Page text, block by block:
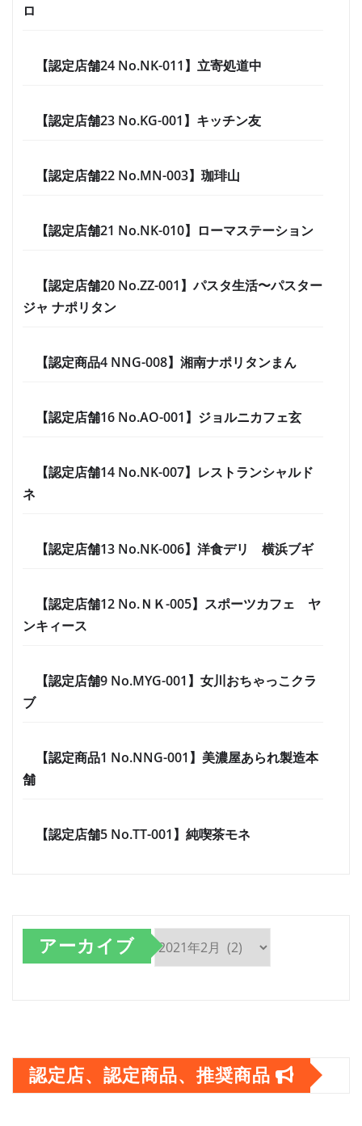
ロ
【認定店舗24 No.NK-011】立寄処道中
【認定店舗23 No.KG-001】キッチン友
【認定店舗22 No.MN-003】珈琲山
【認定店舗21 No.NK-010】ローマステーション
【認定店舗20 No.ZZ-001】パスタ生活〜パスター
ジャ ナポリタン
【認定商品4 NNG-008】湘南ナポリタンまん
【認定店舗16 No.AO-001】ジョルニカフェ玄
【認定店舗14 No.NK-007】レストランシャルド
ネ
【認定店舗13 No.NK-006】洋食デリ 横浜ブギ
【認定店舗12 No.ＮＫ-005】スポーツカフェ ヤ
ンキィース
【認定店舗9 No.MYG-001】女川おちゃっこクラ
ブ
【認定商品1 No.NNG-001】美濃屋あられ製造本
舗
【認定店舗5 No.TT-001】純喫茶モネ
アーカイブ
イ
ブ
認定店、認定商品、推奨商品